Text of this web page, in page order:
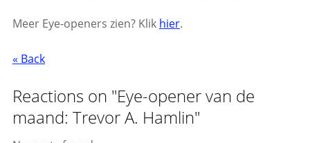
Meer Eye-openers zien? Klik hier.
« Back
Reactions on "Eye-opener van de
maand: Trevor A. Hamlin"